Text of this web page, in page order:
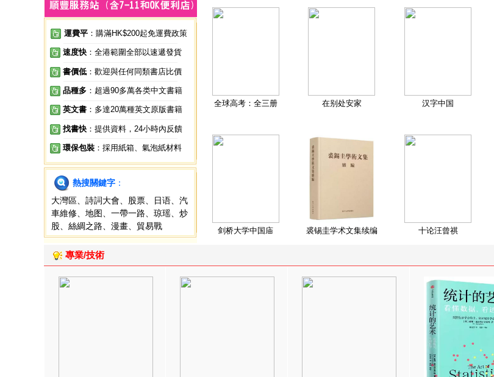
運費平 ：購滿HK$200起免運費政策
速度快 ：全港範圍全部以速遞發貨
書價低 ：歡迎與任何同類書店比價
品種多 ：超過90多萬各类中文書籍
英文書 ：多達20萬種英文原版書籍
找書快 ：提供資料，24小時內反饋
環保包裝 ：採用紙箱、氣泡紙材料
熱搜關鍵字 ：
大灣區
詩詞大會 股票 日语
汽
車維修
地图 一帶一路 琼瑶
炒
股
絲綢之路 漫畫 貿易戰
全球高考：全三册 在别处安家 汉字中国
剑桥大学中国庙 裘锡圭学术文集续编 十论汪曾祺
專業/技術